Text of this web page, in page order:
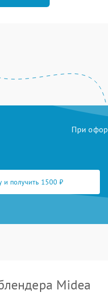
При
и получить 1500 ₽
Midea